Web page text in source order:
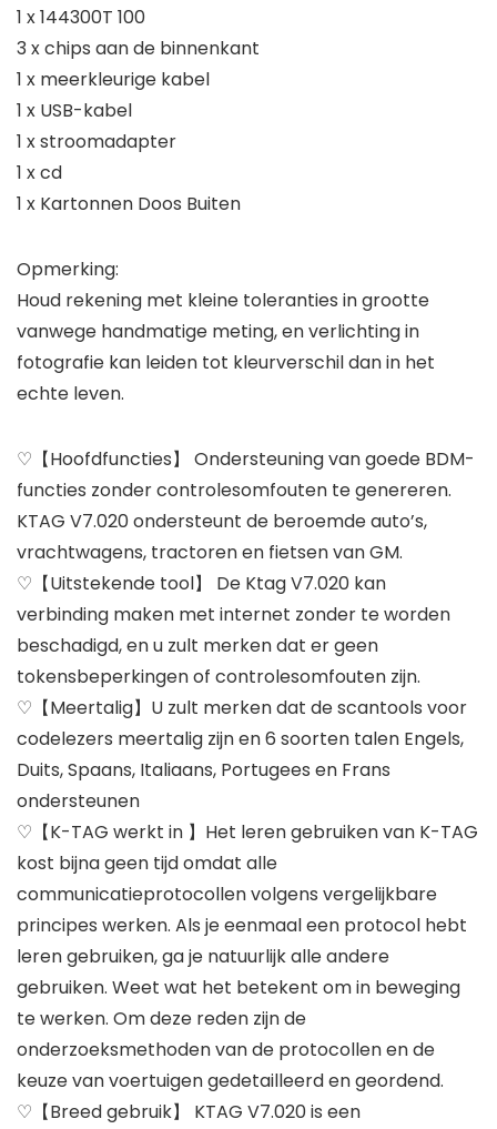
1 x 144300T 100
3 x chips aan de binnenkant
1 x meerkleurige kabel
1 x USB-kabel
1 x stroomadapter
1 x cd
1 x Kartonnen Doos Buiten
Opmerking:
Houd rekening met kleine toleranties in grootte
vanwege handmatige meting, en verlichting in
fotografie kan leiden tot kleurverschil dan in het
echte leven.
♡【Hoofdfuncties】 Ondersteuning van goede BDM-
functies zonder controlesomfouten te genereren.
KTAG V7.020 ondersteunt de beroemde auto’s,
vrachtwagens, tractoren en fietsen van GM.
♡【Uitstekende tool】 De Ktag V7.020 kan
verbinding maken met internet zonder te worden
beschadigd, en u zult merken dat er geen
tokensbeperkingen of controlesomfouten zijn.
♡【Meertalig】U zult merken dat de scantools voor
codelezers meertalig zijn en 6 soorten talen Engels,
Duits, Spaans, Italiaans, Portugees en Frans
ondersteunen
♡【K-TAG werkt in 】Het leren gebruiken van K-TAG
kost bijna geen tijd omdat alle
communicatieprotocollen volgens vergelijkbare
principes werken. Als je eenmaal een protocol hebt
leren gebruiken, ga je natuurlijk alle andere
gebruiken. Weet wat het betekent om in beweging
te werken. Om deze reden zijn de
onderzoeksmethoden van de protocollen en de
keuze van voertuigen gedetailleerd en geordend.
♡【Breed gebruik】 KTAG V7.020 is een